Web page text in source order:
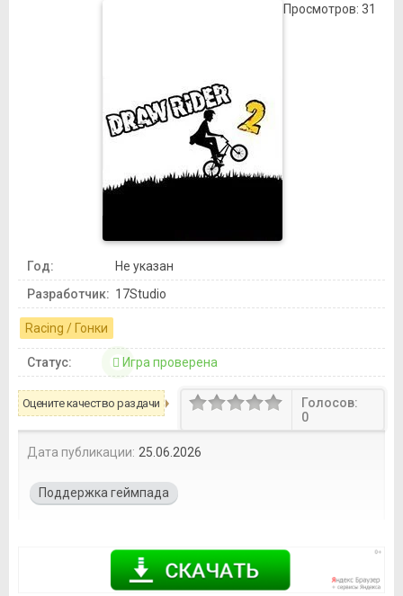
Просмотров: 31
Год:
Не указан
Разработчик: 17Studio
Racing / Гонки
Статус: Игра проверена
Оцените качество раздачи
Голосов:
0
Дата публикации: 25.06.2026
Поддержка геймпада